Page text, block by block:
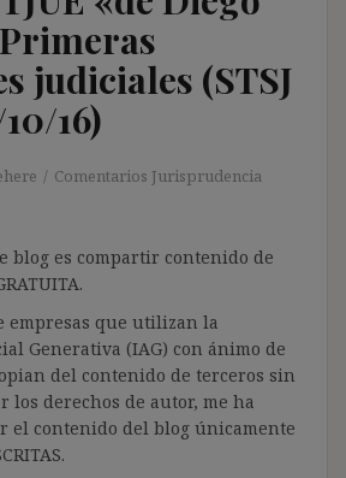
judiciales (STSJ
16)
Comentarios Jurisprudencia
blog es compartir contenido de
empresas que utilizan la
Generativa (IAG) con ánimo de
del contenido de terceros sin
los derechos de autor, me ha
el contenido del blog únicamente